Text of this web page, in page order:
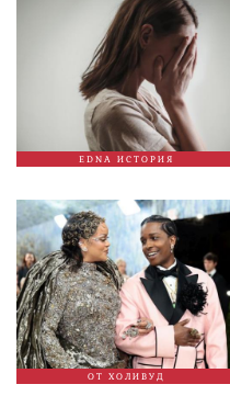
EDNA ИСТОРИЯ
ОТ ХОЛИВУД